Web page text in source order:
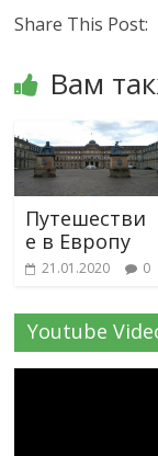
Share This Post:
Вам
Путешестви
е в Европу
21.01.2020 0
Youtube